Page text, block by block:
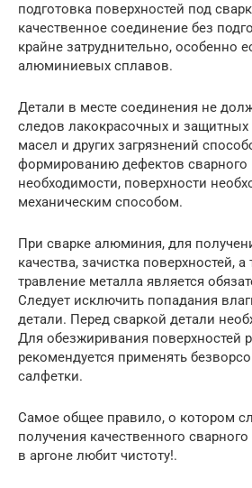
подготовка поверхностей под
качественное соединение без
крайне затруднительно, особенно
алюминиевых сплавов.
Детали в месте соединения не
следов лакокрасочных и
масел и других загрязнений
формированию дефектов
необходимости, поверхности
механическим способом.
При сварке алюминия, для
качества, зачистка поверхностей,
травление металла является
Следует исключить попадания
детали. Перед сваркой детали
Для обезжиривания поверхностей
рекомендуется применять
салфетки.
Самое общее правило, о котором
получения качественного
в аргоне любит чистоту!.